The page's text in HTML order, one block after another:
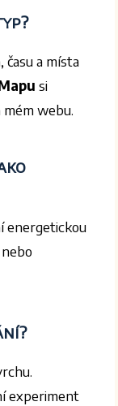
a místa
si
mém webu.
energetickou
experiment